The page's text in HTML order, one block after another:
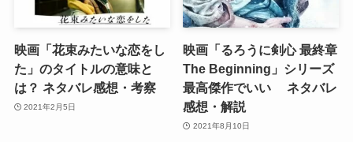
映画「花束みたいな恋をし
た」のタイトルの意味と
は？ ネタバレ感想・考察
2021年2月5日
映画「るろうに剣心 最終章
The Beginning」シリーズ
最高傑作でいい ネタバレ
感想・解説
2021年8月10日